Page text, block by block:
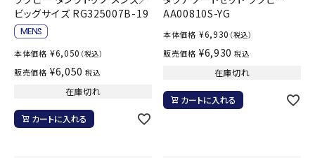
ビッグサイズ RG325007B-19
本体価格 ¥6,050 （税込）
販売価格 ¥6,050 税込
在庫切れ
カートに入れる
AA00810S-YG
本体価格 ¥6,930 （税込）
販売価格 ¥6,930 税込
在庫切れ
カートに入れる